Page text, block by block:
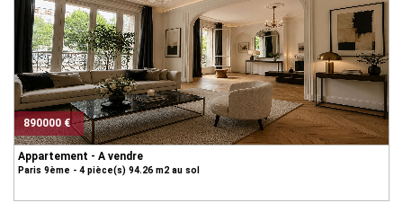
890000 €
Appartement - A vendre
Paris 9ème - 4 pièce(s) 94.26 m2 au sol